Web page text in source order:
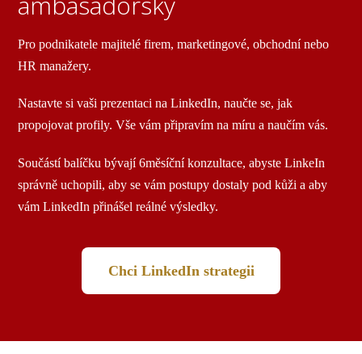
Pro podnikatele majitelé firem, marketingové, obchodní nebo
HR manažery.
Nastavte si vaši prezentaci na LinkedIn, naučte se, jak
propojovat profily. Vše vám připravím na míru a naučím vás.
Součástí balíčku bývají 6měsíční konzultace, abyste LinkeIn
správně uchopili, aby se vám postupy dostaly pod kůži a aby
vám LinkedIn přinášel reálné výsledky.
Chci LinkedIn strategii